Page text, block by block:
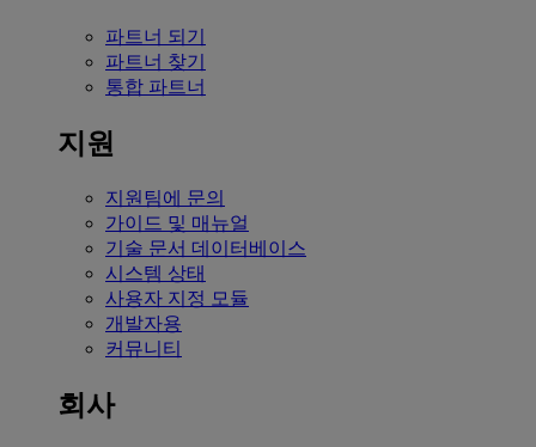
파트너 되기
파트너 찾기
통합 파트너
지원
지원팀에 문의
가이드 및 매뉴얼
기술 문서 데이터베이스
시스템 상태
사용자 지정 모듈
개발자용
커뮤니티
회사